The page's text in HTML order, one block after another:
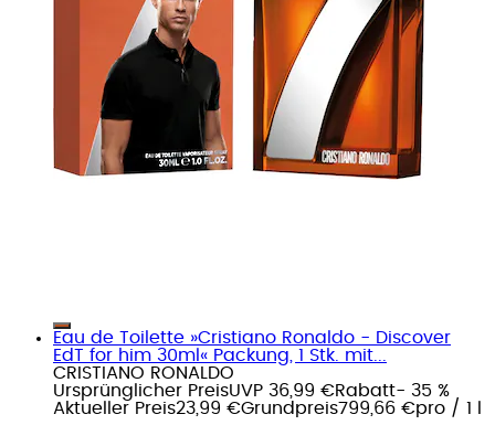
Eau de Toilette »Cristiano Ronaldo - Discover
EdT for him 30ml« Packung, 1 Stk. mit...
CRISTIANO RONALDO
Ursprünglicher PreisUVP 36,99 €Rabatt- 35 %
Aktueller Preis23,99 €Grundpreis799,66 €pro / 1 l